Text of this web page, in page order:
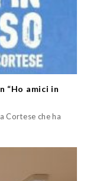
“Ho amici in
Cortese che ha